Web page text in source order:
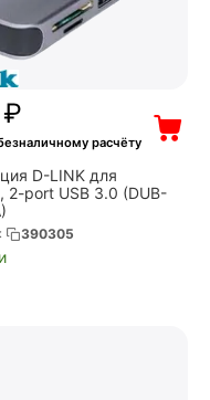
₽
расчёту
D-LINK для
2-port USB 3.0 (DUB-
390305